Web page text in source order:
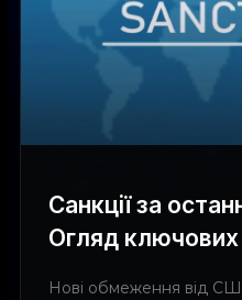
Санкції за
Огляд ключових
Нові обмеження від